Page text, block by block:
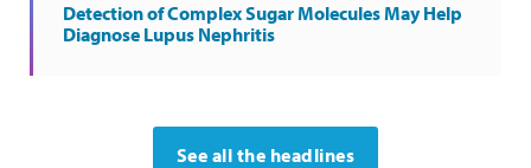
Detection of Complex Sugar Molecules May Help
Diagnose Lupus Nephritis
See all the headlines